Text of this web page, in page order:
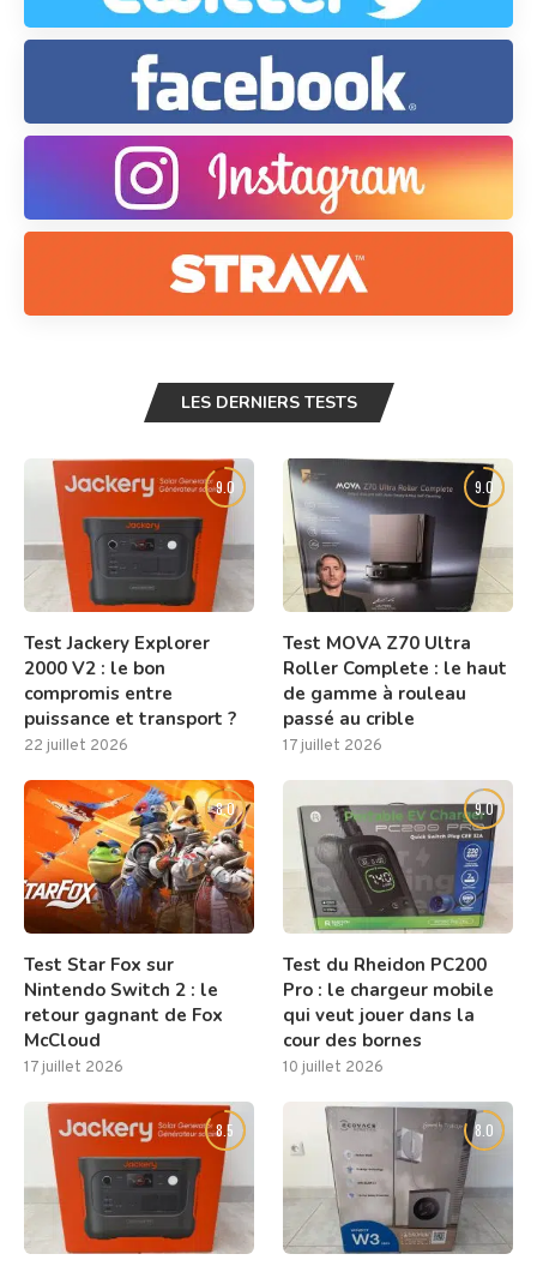
LES DERNIERS TESTS
9.0
Test Jackery Explorer
2000 V2 : le bon
compromis entre
puissance et transport ?
22 juillet 2026
9.0
Test MOVA Z70 Ultra
Roller Complete : le haut
de gamme à rouleau
passé au crible
17 juillet 2026
8.0
Test Star Fox sur
Nintendo Switch 2 : le
retour gagnant de Fox
McCloud
17 juillet 2026
9.0
Test du Rheidon PC200
Pro : le chargeur mobile
qui veut jouer dans la
cour des bornes
10 juillet 2026
8.5 8.0